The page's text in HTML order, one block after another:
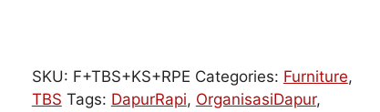
SKU: F+TBS+KS+RPE Categories: Furniture,
TBS Tags: DapurRapi, OrganisasiDapur,